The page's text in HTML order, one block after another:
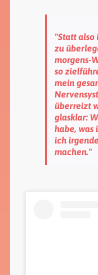
"Statt
zu
morgens-
so
mein
überreizt
glasklar:
habe, was
ich
machen."